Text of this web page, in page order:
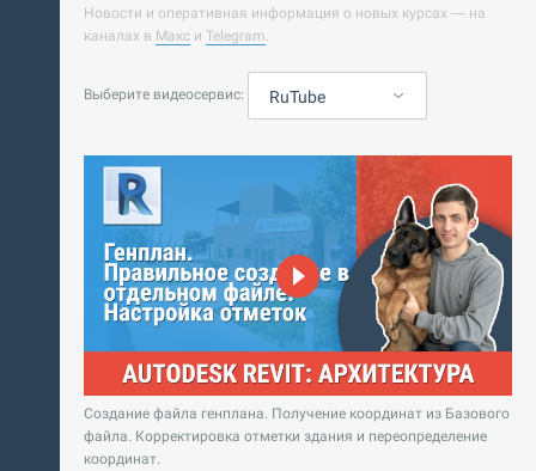
Новости и оперативная информация о новых курсах — на
каналах в Макс и Telegram.
Выберите видеосервис: RuTube
Создание файла генплана. Получение координат из Базового
файла. Корректировка отметки здания и переопределение
координат.